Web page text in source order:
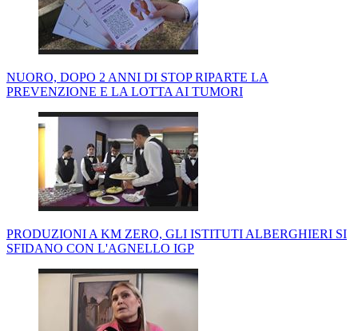
NUORO, DOPO 2 ANNI DI STOP RIPARTE LA
PREVENZIONE E LA LOTTA AI TUMORI
PRODUZIONI A KM ZERO, GLI ISTITUTI ALBERGHIERI SI
SFIDANO CON L'AGNELLO IGP